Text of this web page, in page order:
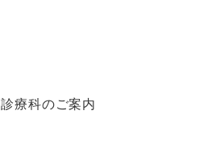
診療科のご案内